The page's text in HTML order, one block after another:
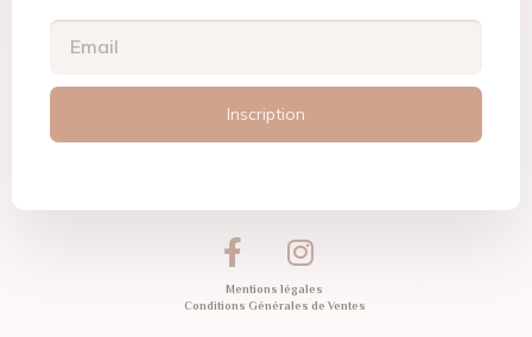
Inscription
Mentions légales
Conditions Générales de Ventes